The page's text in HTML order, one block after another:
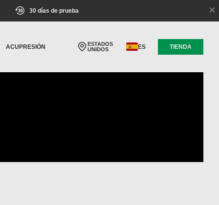
30 días de prueba ×
ACUPRESIÓN
ESTADOS
UNIDOS
ES TIENDA